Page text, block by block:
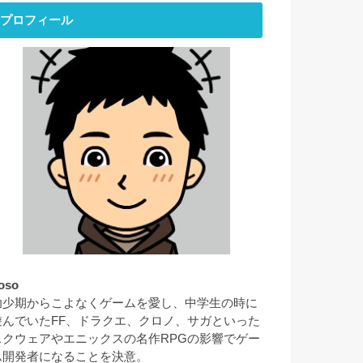
プロフィール
少期からこよなくゲームを愛し、中学生の時に
んでいたFF、ドラクエ、クロノ、サガといった
クウェアやエニックスの名作RPGの影響でゲー
発者になることを決意。